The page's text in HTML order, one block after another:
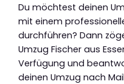
Du möchtest deinen
mit einem
durchführen? Dann
Umzug Fischer aus
Verfügung und
deinen Umzug nach